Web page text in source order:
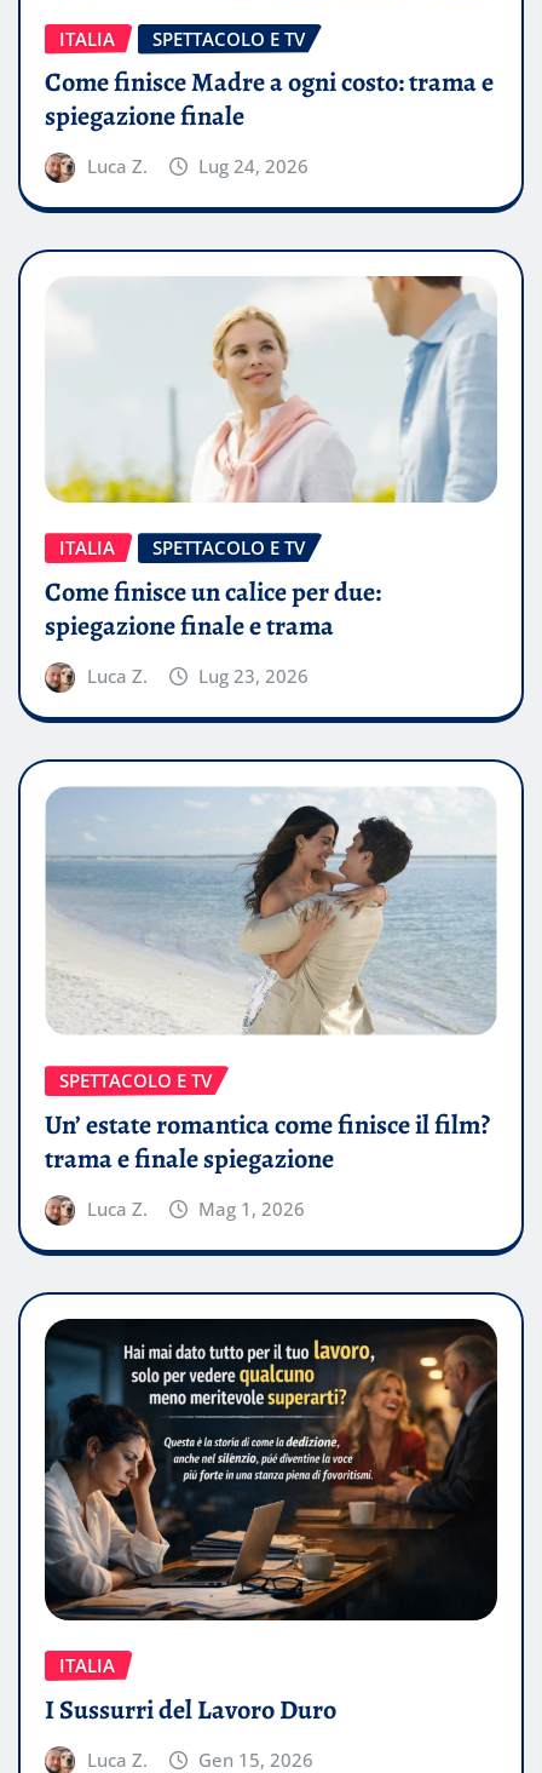
ITALIA SPETTACOLO E TV
Come finisce Madre a ogni costo: trama e
spiegazione finale
Luca Z. Lug 24, 2026
ITALIA SPETTACOLO E TV
Come finisce un calice per due:
spiegazione finale e trama
Luca Z. Lug 23, 2026
SPETTACOLO E TV
Un’ estate romantica come finisce il film?
trama e finale spiegazione
Luca Z. Mag 1, 2026
ITALIA
I Sussurri del Lavoro Duro
Luca Z. Gen 15, 2026